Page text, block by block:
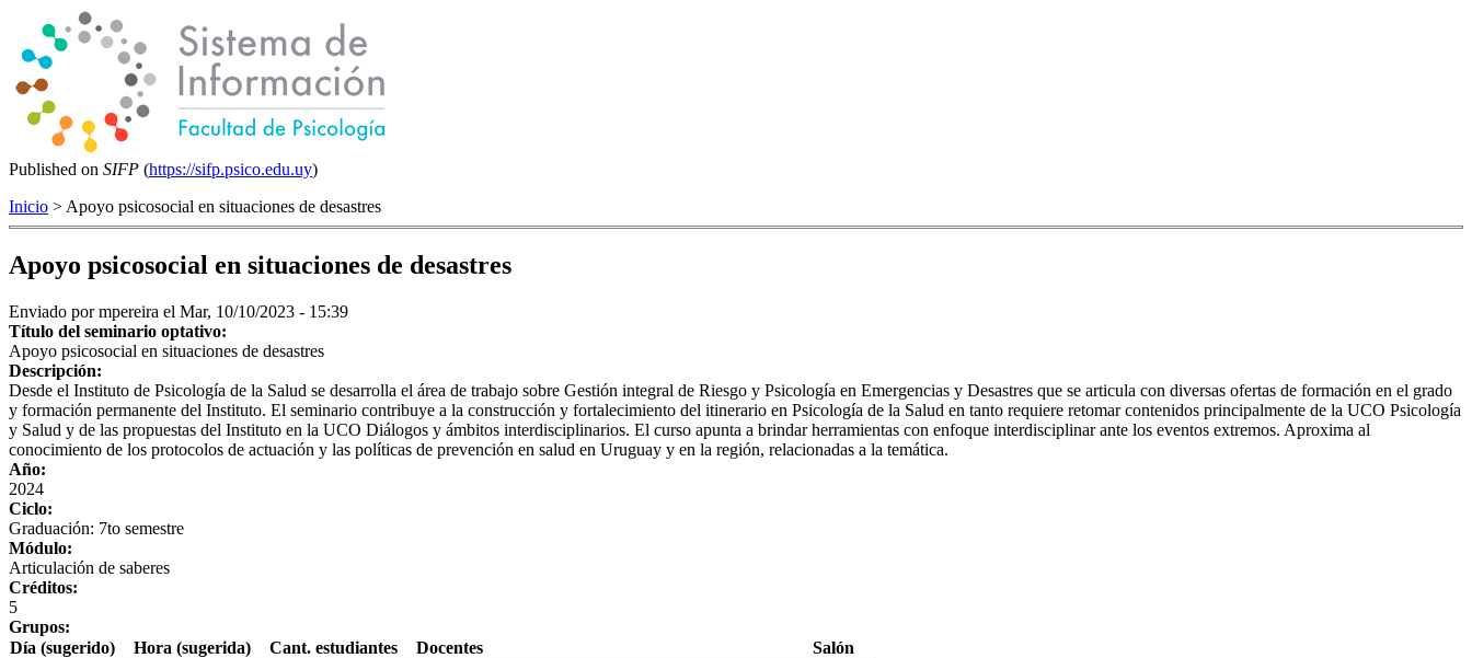
Published on SIFP (https://sifp.psico.edu.uy)
Inicio > Apoyo psicosocial en situaciones de desastres
Apoyo psicosocial en situaciones de desastres
Enviado pormpereira el Mar, 10/10/2023 - 15:39
Título del seminario optativo:
Apoyo psicosocial en situaciones de desastres
Descripción:
Desde el Instituto de Psicología de la Salud se desarrolla el área de trabajo sobre Gestión integral de Riesgo y Psicología en Emergencias y Desastres que se articula con diversas ofertas de formación en el grado
y formación permanente del Instituto. El seminario contribuye a la construcción y fortalecimiento del itinerario en Psicología de la Salud en tanto requiere retomar contenidos principalmente de la UCO Psicología
y Salud y de las propuestas del Instituto en la UCO Diálogos y ámbitos interdisciplinarios. El curso apunta a brindar herramientas con enfoque interdisciplinar ante los eventos extremos. Aproxima al
conocimiento de los protocolos de actuación y las políticas de prevención en salud en Uruguay y en la región, relacionadas a la temática.
Año:
2024
Ciclo:
Graduación: 7to semestre
Módulo:
Articulación de saberes
Créditos:
5
Grupos:
Día (sugerido)
Hora (sugerida) Cant. estudiantes Docentes Salón